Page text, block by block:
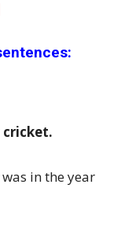
cricket.
in the year